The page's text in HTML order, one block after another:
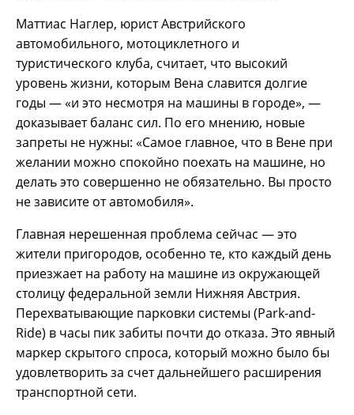
Маттиас Наглер, юрист Австрийского
автомобильного, мотоциклетного и
туристического клуба, считает, что высокий
уровень жизни, которым Вена славится долгие
годы — «и это несмотря на машины в городе», —
доказывает баланс сил. По его мнению, новые
запреты не нужны: «Самое главное, что в Вене при
желании можно спокойно поехать на машине, но
делать это совершенно не обязательно. Вы просто
не зависите от автомобиля».
Главная нерешенная проблема сейчас — это
жители пригородов, особенно те, кто каждый день
приезжает на работу на машине из окружающей
столицу федеральной земли Нижняя Австрия.
Перехватывающие парковки системы (Park-and-
Ride) в часы пик забиты почти до отказа. Это явный
маркер скрытого спроса, который можно было бы
удовлетворить за счет дальнейшего расширения
транспортной сети.